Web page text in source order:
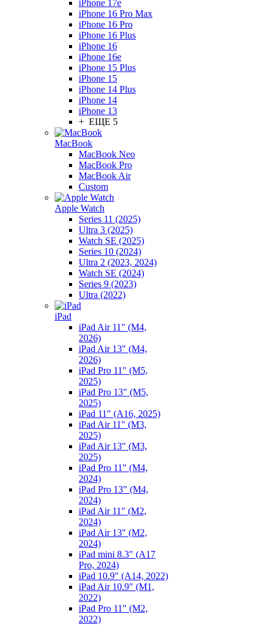
iPhone 17e
iPhone 16 Pro Max
iPhone 16 Pro
iPhone 16 Plus
iPhone 16
iPhone 16e
iPhone 15 Plus
iPhone 15
iPhone 14 Plus
iPhone 14
iPhone 13
+ ЕЩЕ 5
MacBook
MacBook Neo
MacBook Pro
MacBook Air
Custom
Apple Watch
Series 11 (2025)
Ultra 3 (2025)
Watch SE (2025)
Series 10 (2024)
Ultra 2 (2023, 2024)
Watch SE (2024)
Series 9 (2023)
Ultra (2022)
iPad
iPad Air 11" (M4,
2026)
iPad Air 13" (M4,
2026)
iPad Pro 11" (M5,
2025)
iPad Pro 13" (M5,
2025)
iPad 11" (A16, 2025)
iPad Air 11" (M3,
2025)
iPad Air 13" (M3,
2025)
iPad Pro 11" (M4,
2024)
iPad Pro 13" (M4,
2024)
iPad Air 11" (M2,
2024)
iPad Air 13" (M2,
2024)
iPad mini 8.3" (A17
Pro, 2024)
iPad 10.9" (A14, 2022)
iPad Air 10.9" (M1,
2022)
iPad Pro 11" (M2,
2022)